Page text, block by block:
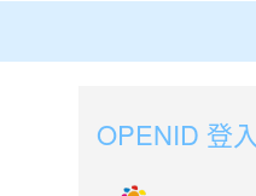
OPENID 登入